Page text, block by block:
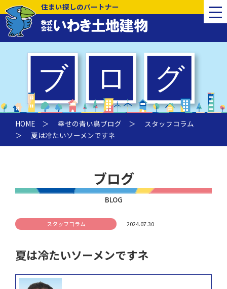
住まい探しのパートナー
HOME ＞ 幸せの青い鳥ブログ ＞ スタッフコラム
＞ 夏は冷たいソーメンですネ
ブログ
BLOG
スタッフコラム 2024.07.30
夏は冷たいソーメンですネ